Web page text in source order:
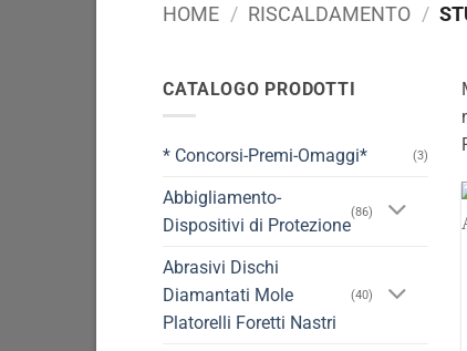
HOME / RISCALDAMENTO /
CATALOGO PRODOTTI
* Concorsi-Premi-Omaggi* (3)
Abbigliamento-
Dispositivi di Protezione
(86)
Abrasivi Dischi
Diamantati Mole
Platorelli Foretti Nastri
(40)